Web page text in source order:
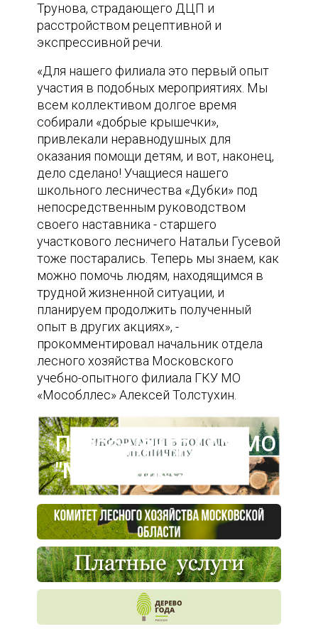
Трунова, страдающего ДЦП и
расстройством рецептивной и
экспрессивной речи.
«Для нашего филиала это первый опыт
участия в подобных мероприятиях. Мы
всем коллективом долгое время
собирали «добрые крышечки»,
привлекали неравнодушных для
оказания помощи детям, и вот, наконец,
дело сделано! Учащиеся нашего
школьного лесничества «Дубки» под
непосредственным руководством
своего наставника - старшего
участкового лесничего Натальи Гусевой
тоже постарались. Теперь мы знаем, как
можно помочь людям, находящимся в
трудной жизненной ситуации, и
планируем продолжить полученный
опыт в других акциях», -
прокомментировал начальник отдела
лесного хозяйства Московского
учебно-опытного филиала ГКУ МО
«Мособллес» Алексей Толстухин.
Пресс-центр ГАУ МО
"Мособллес"